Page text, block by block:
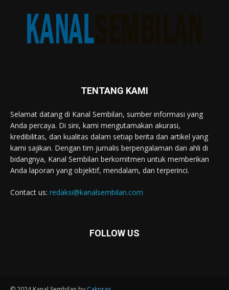
TENTANG KAMI
Selamat datang di Kanal Sembilan, sumber informasi yang
Anda percaya. Di sini, kami mengutamakan akurasi,
kredibilitas, dan kualitas dalam setiap berita dan artikel yang
kami sajikan. Dengan tim jurnalis berpengalaman dan ahli di
bidangnya, Kanal Sembilan berkomitmen untuk memberikan
Anda laporan yang objektif, mendalam, dan terperinci.
Contact us: redaksi@kanalsembilan.com
FOLLOW US